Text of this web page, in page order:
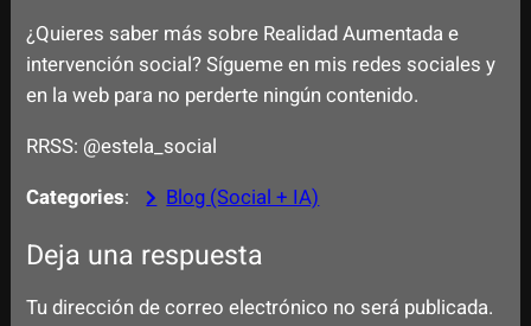
¿Quieres saber más sobre Realidad Aumentada e
intervención social? Sígueme en mis redes sociales y
en la web para no perderte ningún contenido.
RRSS: @estela_social
Categories: Blog (Social + IA)
Deja una respuesta
Tu dirección de correo electrónico no será publicada.